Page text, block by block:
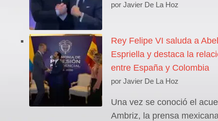
por Javier De La Hoz
Rey Felipe VI saluda a
Espriella y destaca la
entre España y Colombia
por Javier De La Hoz
Una vez se conoció el
Ambriz, la prensa